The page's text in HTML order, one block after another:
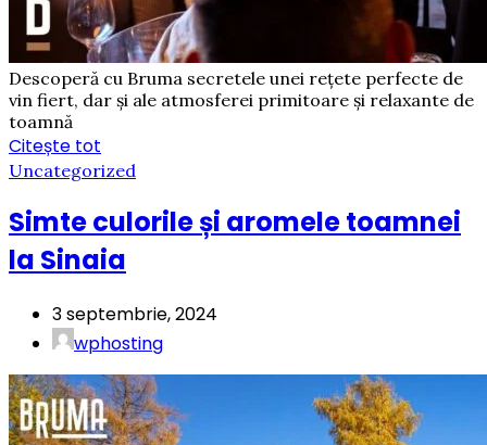
Descoperă cu Bruma secretele unei rețete perfecte de
vin fiert, dar și ale atmosferei primitoare și relaxante de
toamnă
Citește tot
Uncategorized
Simte culorile și aromele toamnei
la Sinaia
3 septembrie, 2024
wphosting